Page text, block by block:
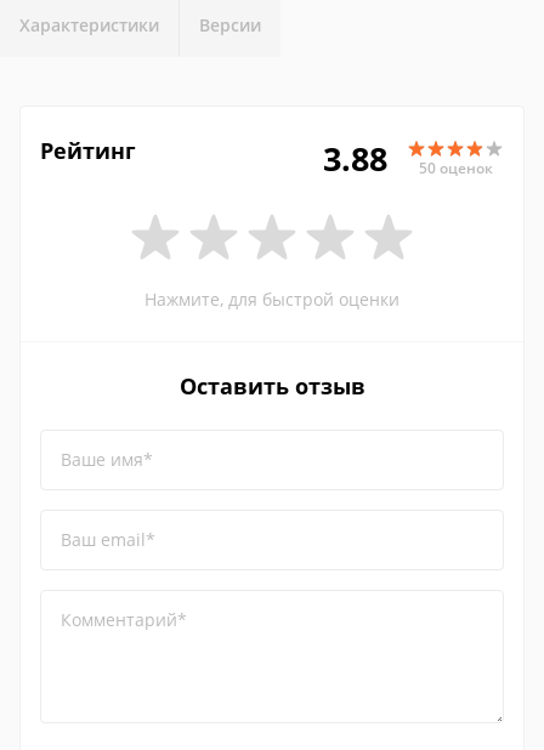
Характеристики Версии
Рейтинг 3.88 50 оценок
Нажмите, для быстрой оценки
Оставить отзыв
Ваше имя*
Ваш email*
Комментарий*